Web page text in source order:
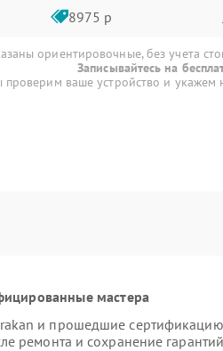
8975 р
ориентировочные, без учета
Записывайтесь на
ваше устройство и укажем
мастера
и прошедшие
ремонта и сохранение